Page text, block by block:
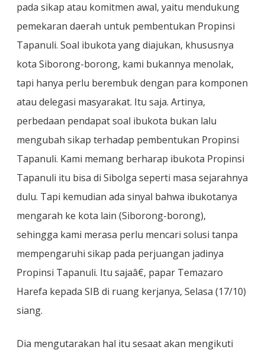
pada sikap atau komitmen awal, yaitu mendukung
pemekaran daerah untuk pembentukan Propinsi
Tapanuli. Soal ibukota yang diajukan, khususnya
kota Siborong-borong, kami bukannya menolak,
tapi hanya perlu berembuk dengan para komponen
atau delegasi masyarakat. Itu saja. Artinya,
perbedaan pendapat soal ibukota bukan lalu
mengubah sikap terhadap pembentukan Propinsi
Tapanuli. Kami memang berharap ibukota Propinsi
Tapanuli itu bisa di Sibolga seperti masa sejarahnya
dulu. Tapi kemudian ada sinyal bahwa ibukotanya
mengarah ke kota lain (Siborong-borong),
sehingga kami merasa perlu mencari solusi tanpa
mempengaruhi sikap pada perjuangan jadinya
Propinsi Tapanuli. Itu sajaâ€, papar Temazaro
Harefa kepada SIB di ruang kerjanya, Selasa (17/10)
siang.
Dia mengutarakan hal itu sesaat akan mengikuti